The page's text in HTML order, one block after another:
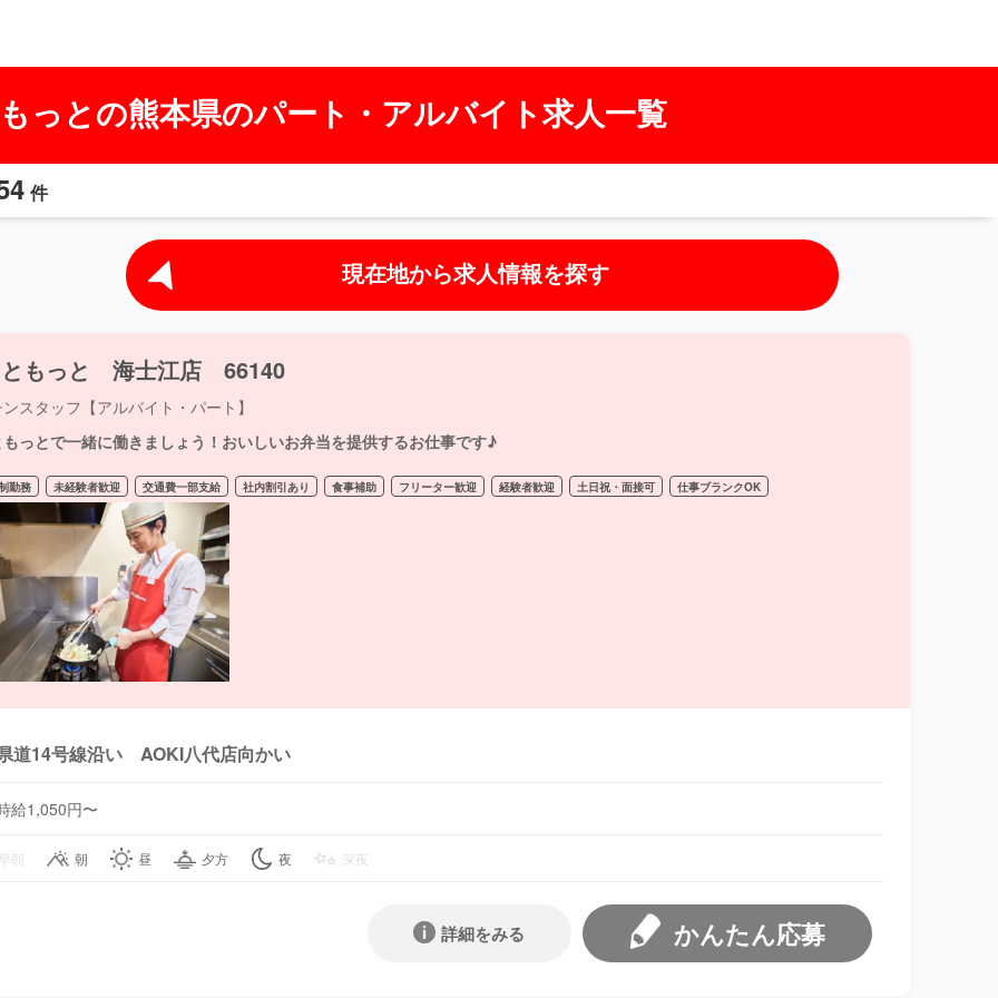
っとの熊本県のパート・アルバイト求人一覧
件
現在地から求人情報を探す
もっと 海士江店 66140
スタッフ【アルバイト・パート】
っとで一緒に働きましょう！おいしいお弁当を提供するお仕事です♪
勤務 未経験者歓迎 交通費一部支給 社内割引あり 食事補助 フリーター歓迎 経験者歓迎 土日祝・面接可 仕事ブランクOK
道14号線沿い AOKI八代店向かい
給1,050円〜
朝 朝 昼 夕方 夜 深夜
かんたん応募
詳細をみる